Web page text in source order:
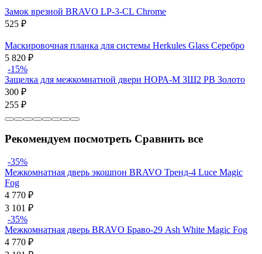
Замок врезной BRAVO LP-3-CL Chrome
525 ₽
Маскировочная планка для системы Herkules Glass Серебро
5 820 ₽
-15%
Защелка для межкомнатной двери НОРА-М ЗШ2 PB Золото
300 ₽
255 ₽
Рекомендуем посмотреть Сравнить все
-35%
Межкомнатная дверь экошпон BRAVO Тренд-4 Luce Magic
Fog
4 770 ₽
3 101 ₽
-35%
Межкомнатная дверь BRAVO Браво-29 Ash White Magic Fog
4 770 ₽